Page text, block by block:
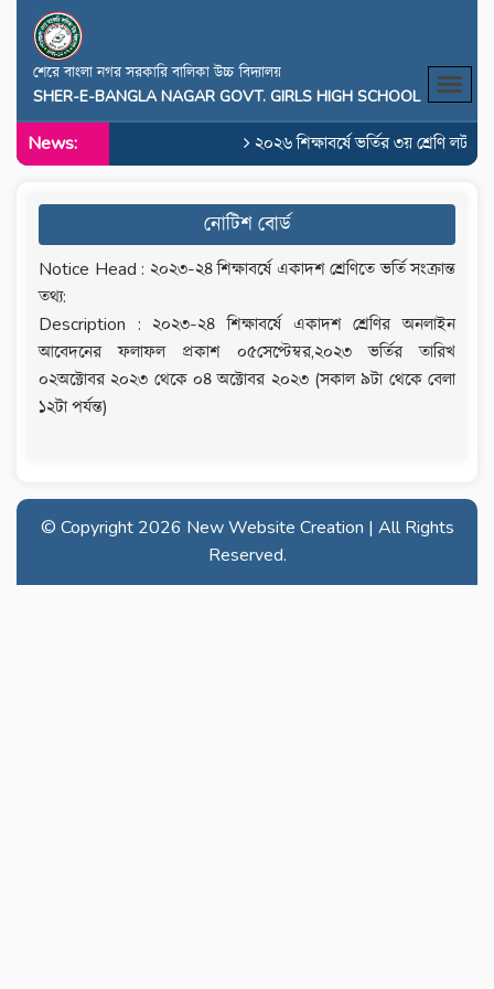
শেরে বাংলা নগর সরকারি বালিকা উচ্চ বিদ্যালয়
SHER-E-BANGLA NAGAR GOVT. GIRLS HIGH SCHOOL
News: ২০২৬ শিক্ষাবর্ষে ভর্তির ৩য় শ্রেণি
নোটিশ বোর্ড
Notice Head : ২০২৩-২৪ শিক্ষাবর্ষে একাদশ শ্রেণিতে ভর্তি সংক্রান্ত
তথ‍্য:
Description : ২০২৩-২৪ শিক্ষাবর্ষে একাদশ শ্রেণির অনলাইন
আবেদনের ফলাফল প্রকাশ ০৫সেপ্টেম্বর,২০২৩ ভর্তির তারিখ
০২অক্টোবর ২০২৩ থেকে ০৪ অক্টোবর ২০২৩ (সকাল ৯টা থেকে বেলা
১২টা পর্যন্ত)
© Copyright 2026 New Website Creation | All Rights
Reserved.